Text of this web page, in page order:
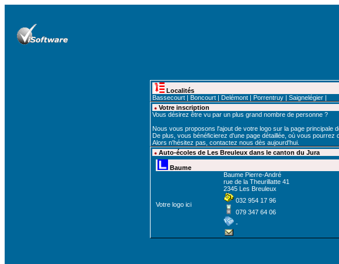
Localités
Bassecourt | Boncourt | Delémont | Porrentruy | Saignelégier |
Votre inscription
Vous désirez être vu par un plus grand nombre de personne ?
Nous vous proposons l'ajout de votre logo sur la page principale
De plus, vous bénéficierez d'une page détaillée, où vous
Alors n'hésitez pas, contactez nous dès aujourd'hui.
Auto-écoles de Les Breuleux dans le canton du Jura
Baume
Votre logo ici
Baume Pierre-André
rue de la Theurillatte 41
2345 Les Breuleux
032 954 17 96
079 347 64 06
-